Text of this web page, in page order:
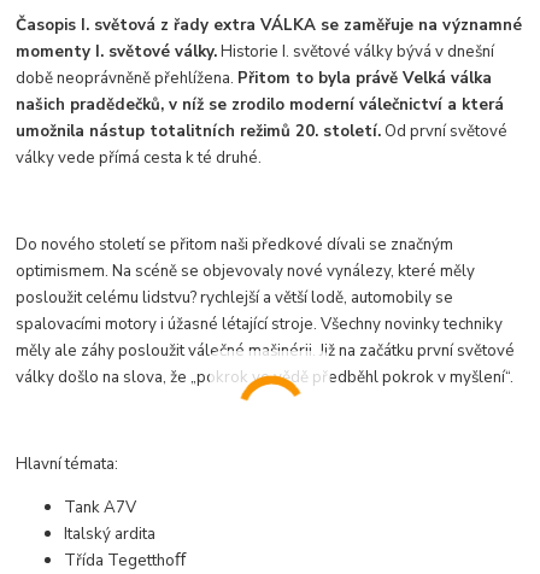
Časopis I. světová z řady extra VÁLKA se zaměřuje na významné
momenty I. světové války.Historie I. světové války bývá v dnešní
době neoprávněně přehlížena. Přitom to byla právě Velká válka
našich pradědečků, v níž se zrodilo moderní válečnictví a která
umožnila nástup totalitních režimů 20. století. Od první světové
války vede přímá cesta k té druhé.
Do nového století se přitom naši předkové dívali se značným
optimismem. Na scéně se objevovaly nové vynálezy, které měly
posloužit celému lidstvu? rychlejší a větší lodě, automobily se
spalovacími motory i úžasné létající stroje. Všechny novinky techniky
měly ale záhy posloužit válečné mašinérii. Již na začátku první světové
války došlo na slova, že „pokrok ve vědě předběhl pokrok v myšlení“.
Hlavní témata:
Tank A7V
Italský ardita
Třída Tegetthoﬀ